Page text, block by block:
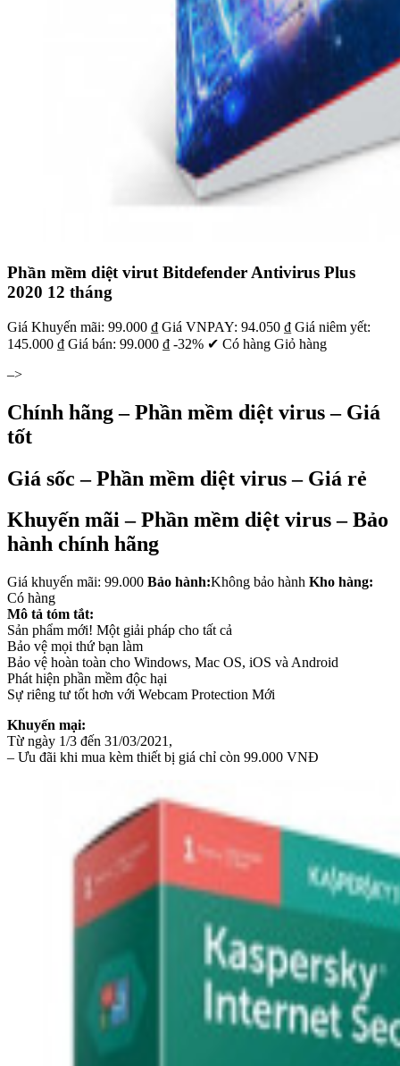
Phần mềm diệt virut Bitdefender Antivirus Plus
2020 12 tháng
Giá Khuyến mãi: 99.000 ₫ Giá VNPAY: 94.050 ₫ Giá niêm yết:
145.000 ₫ Giá bán: 99.000 ₫ -32% ✔ Có hàng Giỏ hàng
–>
Chính hãng – Phần mềm diệt virus – Giá
tốt
Giá sốc – Phần mềm diệt virus – Giá rẻ
Khuyến mãi – Phần mềm diệt virus – Bảo
hành chính hãng
Giá khuyến mãi: 99.000 Bảo hành:Không bảo hành Kho hàng:
Có hàng
Mô tả tóm tắt:
Sản phẩm mới! Một giải pháp cho tất cả
Bảo vệ mọi thứ bạn làm
Bảo vệ hoàn toàn cho Windows, Mac OS, iOS và Android
Phát hiện phần mềm độc hại
Sự riêng tư tốt hơn với Webcam Protection Mới
Khuyến mại:
Từ ngày 1/3 đến 31/03/2021,
– Ưu đãi khi mua kèm thiết bị giá chỉ còn 99.000 VNĐ